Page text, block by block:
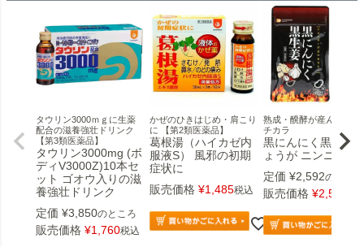
タウリン3000ｍｇに生薬
配合の滋養強壮ドリンク
【第3類医薬品】
タウリン3000mg (ボ
ディV3000Z)10本セ
ット ゴオウ入りの滋
養強壮ドリンク
定価 ¥3,850のところ
販売価格 ¥1,760税込
かぜのひきはじめ・肩こり
に 【第2類医薬品】
葛根湯（ハイカゼ内
服液S） 風邪の初期
症状に
販売価格 ¥1,485税込
熟成・醗酵が産んだ新た
チカラ
黒にんにく黒生姜
ょうが ニンニク
定価 ¥2,592のところ
販売価格 ¥2,592